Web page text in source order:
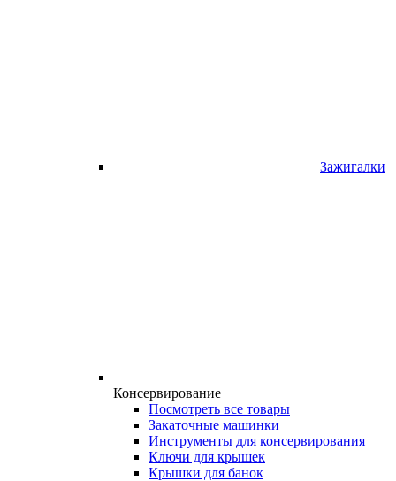
Зажигалки
Консервирование
Посмотреть все товары
Закаточные машинки
Инструменты для консервирования
Ключи для крышек
Крышки для банок